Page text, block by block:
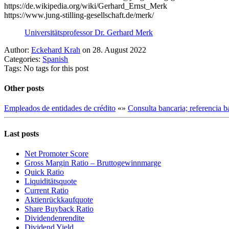
https://de.wikipedia.org/wiki/Gerhard_Ernst_Merk
https://www.jung-stilling-gesellschaft.de/merk/
Universitätsprofessor Dr. Gerhard Merk
Author: Eckehard Krah on 28. August 2022
Categories: Spanish
Tags: No tags for this post
Other posts
Empleados de entidades de crédito «» Consulta bancaria; referencia
Last posts
Net Promoter Score
Gro ss Margin Ratio – Bruttogewinnmarge
Quic k Ratio
Liquiditätsquote
Current Ratio
Aktienrückkaufquote
Sha re Buyback Ratio
Dividendenrendite
Dividend Yield